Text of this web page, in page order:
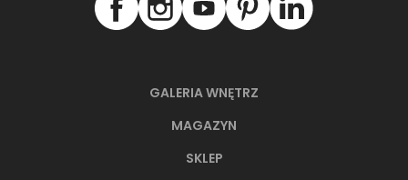
GALERIA WNĘTRZ
MAGAZYN
SKLEP